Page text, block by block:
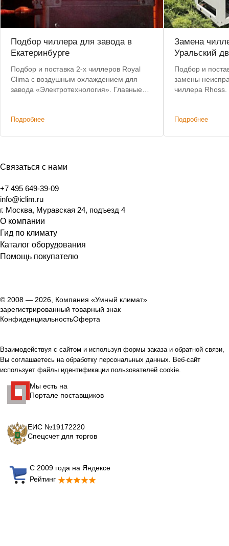
Подбор чиллера для завода в
Екатеринбурге
Подбор и поставка 2-х чиллеров Royal
Clima с воздушным охлаждением для
завода «Электротехнология». Главные
Подробнее
Замена
Уральский
Подбор и
замены
чиллера
изменений.
Подробнее
Связаться с нами
+7 495 649-39-09
info@iclim.ru
г. Москва, Муравская 24, подъезд 4
О компании
Гид по климату
Каталог оборудования
Помощь покупателю
© 2008 — 2026, Компания «Умный климат»
зарегистрированный товарный знак
КонфиденциальностьОферта
Взаимодействуя с сайтом и используя формы заказа и обратной связи,
Вы соглашаетесь на обработку персональных данных. Веб-сайт
использует файлы идентификации пользователей cookie.
Мы есть на
Портале поставщиков
ЕИС №19172220
Спецсчет для торгов
С 2009 года на Яндексе
Рейтинг